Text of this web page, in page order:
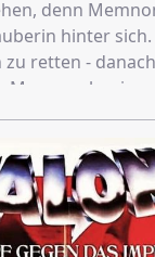
denn
hinter
retten -
Memnon
Oberkörper
und Barbaren-
geplündert
im
Handlung